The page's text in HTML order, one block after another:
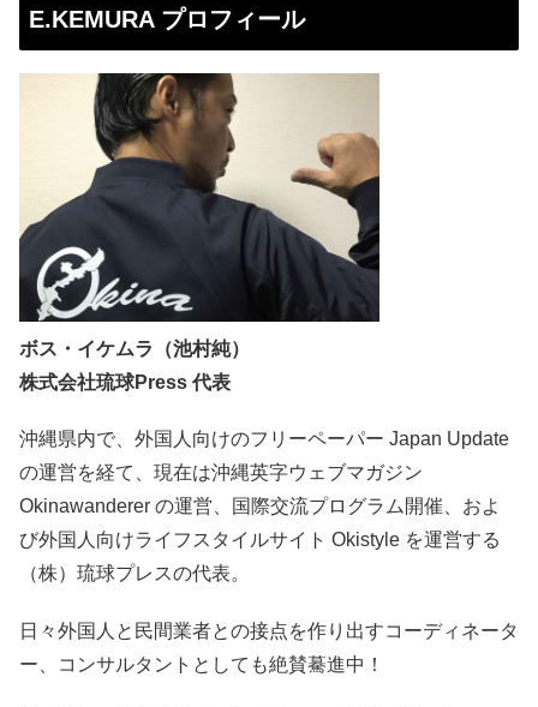
E.KEMURA プロフィール
ボス・イケムラ（池村純）
株式会社琉球Press 代表
沖縄県内で、外国人向けのフリーペーパー Japan Update
の運営を経て、現在は沖縄英字ウェブマガジン
Okinawanderer の運営、国際交流プログラム開催、およ
び外国人向けライフスタイルサイト Okistyle を運営する
（株）琉球プレスの代表。
日々外国人と民間業者との接点を作り出すコーディネータ
ー、コンサルタントとしても絶賛驀進中！